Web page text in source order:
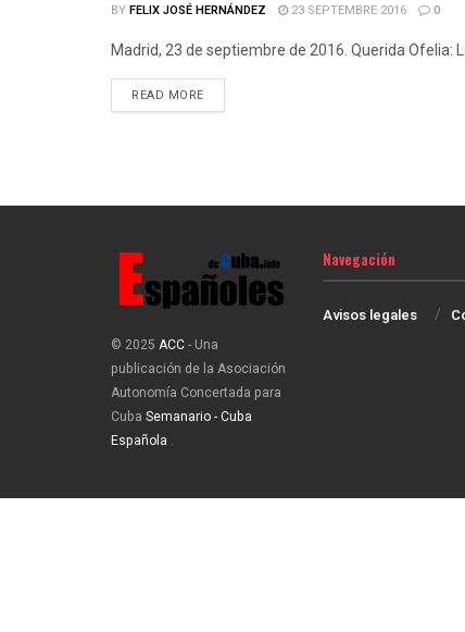
BYFELIX JOSÉ HERNÁNDEZ 23 SEPTEMBRE 2016 0
Madrid, 23 de septiembre de 2016. Querida Ofelia:
READ MOREDETAILS
© 2025 ACC- Una
publicación de la Asociación
Autonomía Concertada para
Cuba Semanario - Cuba
Española .
Navegación
Avisos legales